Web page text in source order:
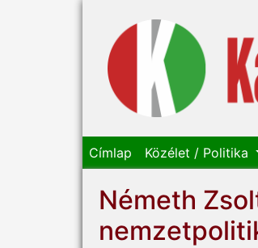
Címlap Közélet / Politika
Németh